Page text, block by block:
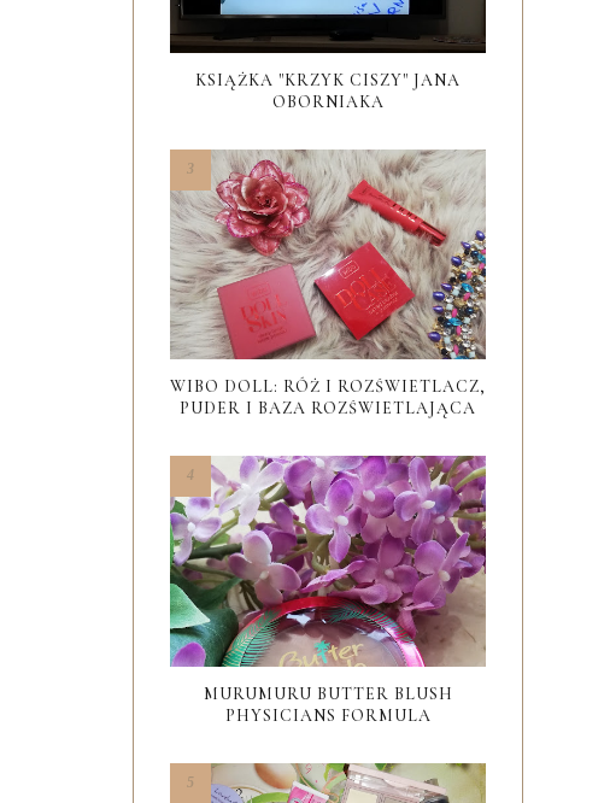
KSIĄŻKA "KRZYK CISZY" JANA
OBORNIAKA
WIBO DOLL: RÓŻ I ROZŚWIETLACZ,
PUDER I BAZA ROZŚWIETLAJĄCA
MURUMURU BUTTER BLUSH
PHYSICIANS FORMULA